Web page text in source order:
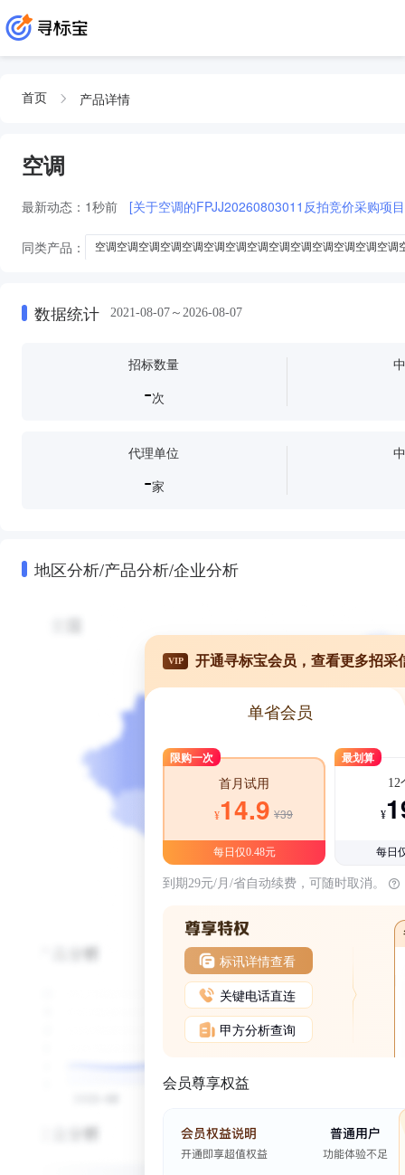
首页 产品详情
空调
最新动态： 1秒前 [关于空调的FPJJ20260803011反拍竞价采购项
同类产品： 空调空调空调空调空调空调空调空调空调空调空调空调空调空
空调空调空调空调空调空调空调空调空调空调空调空调空调空调空调空调空
空调空调空调空调空调空调空调空调空调空调空调空调空调空调空调空调空
数据统计 2021-08-07～2026-08-07
招标数量
-次
代理单位
-家
地区分析/产品分析/企业分析
VIP 开通寻标宝会员，查看更多招采
单省会员
限购一次
首月试用
¥14.9 ¥39
每日仅0.48元
最划算
12
¥
每日
到期29元/月/省自动续费，可随时取消。
标讯详情查看
关键电话直连
甲方分析查询
会员尊享权益